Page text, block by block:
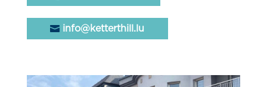
info@ketterthill.lu